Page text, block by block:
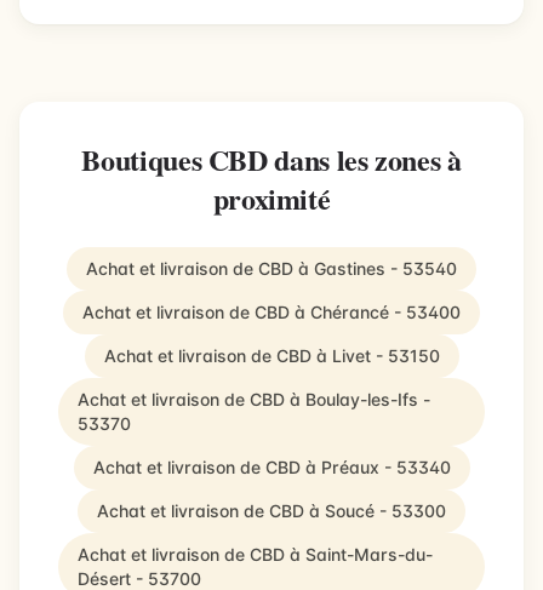
Boutiques CBD dans les zones à
proximité
Achat et livraison de CBD à Gastines - 53540
Achat et livraison de CBD à Chérancé - 53400
Achat et livraison de CBD à Livet - 53150
Achat et livraison de CBD à Boulay-les-Ifs -
53370
Achat et livraison de CBD à Préaux - 53340
Achat et livraison de CBD à Soucé - 53300
Achat et livraison de CBD à Saint-Mars-du-
Désert - 53700